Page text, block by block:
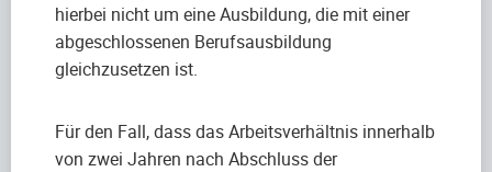
hierbei nicht um eine Ausbildung, die mit einer
abgeschlossenen Berufsausbildung
gleichzusetzen ist.
Für den Fall, dass das Arbeitsverhältnis innerhalb
von zwei Jahren nach Abschluss der